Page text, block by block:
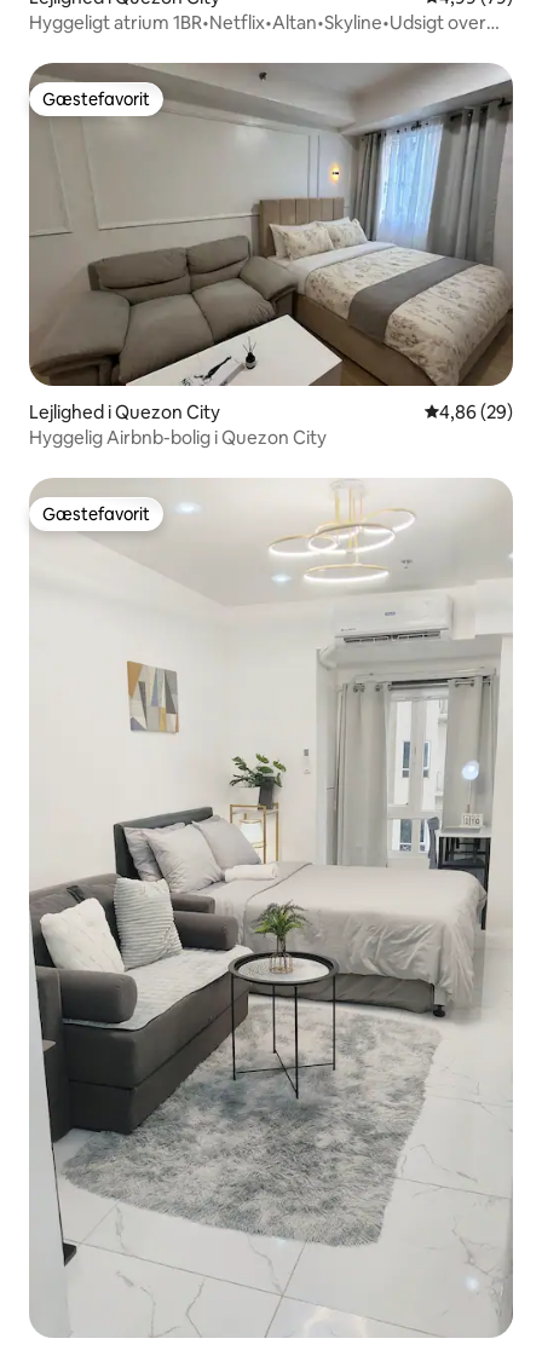
Hyggeligt atrium 1BR•Netflix•Altan•Skyline•Udsigt over
Gæstefavorit
Gæstefavorit
Lejlighed i Quezon City 4,86 ud af 5 i
4,86 (29)
Hyggelig Airbnb-bolig i Quezon City
Gæstefavorit
Gæstefavorit